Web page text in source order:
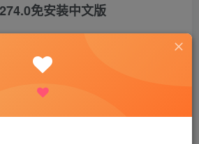
免安装中文版
打赏